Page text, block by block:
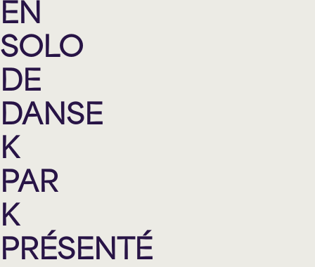
EN
SOLO
DE
DANSE
K
PAR
K
PRÉSENTÉ